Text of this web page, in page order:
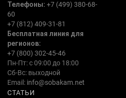
Телефоны: +7 (499) 380-68-
60
+7 (812) 409-31-81
Бесплатная линия для
регионов:
+7 (800) 302-45-46
Пн-Пт: с 09:00 до 18:00
Сб-Вс: выходной
Email: info@sobakam.net
СТАТЬИ